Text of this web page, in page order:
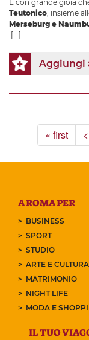
È con grande gioia
Teutonico, insieme
Merseburg e
[...]
Aggiungi
« first
A ROMA PER
BUSINESS
SPORT
STUDIO
ARTE E CULTURA
MATRIMONIO
NIGHT LIFE
MODA E
IL TUO